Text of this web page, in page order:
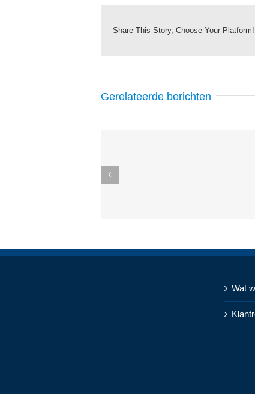
Share This Story, Choose Your Platform!
Gerelateerde berichten
Wat